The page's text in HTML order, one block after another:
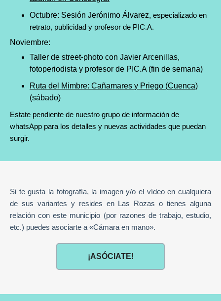
Octubre: Sesión Jerónimo Álvarez, especializado en
retrato, publicidad y profesor de PIC.A.
Noviembre:
Taller de street-photo con Javier Arcenillas,
fotoperiodista y profesor de PIC.A (fin de semana)
Ruta del Mimbre: Cañamares y Priego (Cuenca)
(sábado)
Estate pendiente de nuestro grupo de información de
whatsApp para los detalles y nuevas actividades que puedan
surgir.
Si te gusta la fotografía, la imagen y/o el vídeo en cualquiera
de sus variantes y resides en Las Rozas o tienes alguna
relación con este municipio (por razones de trabajo, estudio,
etc.) puedes asociarte a «Cámara en mano».
¡ASÓCIATE!